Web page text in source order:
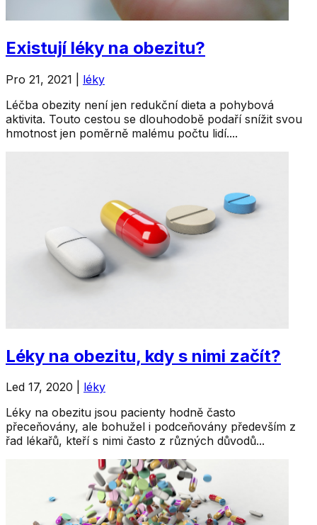
Existují léky na obezitu?
Pro 21, 2021
léky
Léčba obezity není jen redukční dieta a pohybová
aktivita. Touto cestou se dlouhodobě podaří snížit svou
hmotnost jen poměrně malému počtu lidí....
Léky na obezitu, kdy s nimi začít?
Led 17, 2020
léky
Léky na obezitu jsou pacienty hodně často
přeceňovány, ale bohužel i podceňovány především z
řad lékařů, kteří s nimi často z různých důvodů...